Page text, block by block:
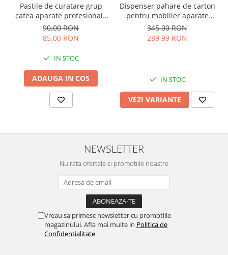
Pastile de curatare grup
cafea aparate profesionale
Schaerer WMF 100x1.2g
90,00 RON
85,00 RON
IN STOC
ADAUGA IN COS
Dispenser pahare de carton
pentru mobilier aparate
cafea
345,00 RON
289,99 RON
IN STOC
VEZI VARIANTE
NEWSLETTER
Nu rata ofertele si promotiile noastre
Vreau sa primesc newsletter cu promotiile
magazinului. Afla mai multe in Politica de
Confidentialitate